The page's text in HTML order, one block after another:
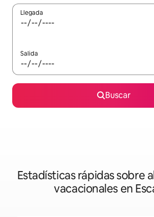
Llegada
Salida
Buscar
Estadísticas rápidas sobre
vacacionales en